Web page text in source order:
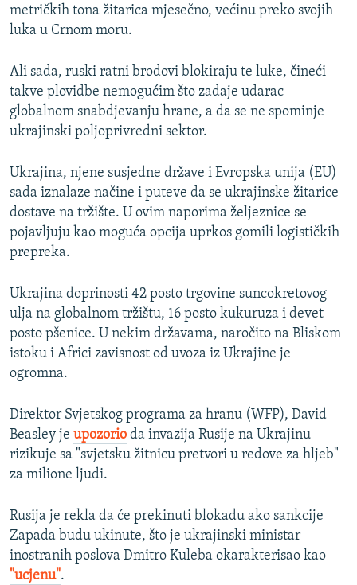
metričkih tona žitarica mjesečno, većinu preko svojih
luka u Crnom moru.
Ali sada, ruski ratni brodovi blokiraju te luke, čineći
takve plovidbe nemogućim što zadaje udarac
globalnom snabdjevanju hrane, a da se ne spominje
ukrajinski poljoprivredni sektor.
Ukrajina, njene susjedne države i Evropska unija (EU)
sada iznalaze načine i puteve da se ukrajinske žitarice
dostave na tržište. U ovim naporima željeznice se
pojavljuju kao moguća opcija uprkos gomili logističkih
prepreka.
Ukrajina doprinosti 42 posto trgovine suncokretovog
ulja na globalnom tržištu, 16 posto kukuruza i devet
posto pšenice. U nekim državama, naročito na Bliskom
istoku i Africi zavisnost od uvoza iz Ukrajine je
ogromna.
Direktor Svjetskog programa za hranu (WFP), David
Beasley je upozorio da invazija Rusije na Ukrajinu
rizikuje sa "svjetsku žitnicu pretvori u redove za hljeb"
za milione ljudi.
Rusija je rekla da će prekinuti blokadu ako sankcije
Zapada budu ukinute, što je ukrajinski ministar
inostranih poslova Dmitro Kuleba okarakterisao kao
"ucjenu".